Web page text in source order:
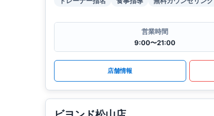
営業時間
9:00〜21:00
店舗情報